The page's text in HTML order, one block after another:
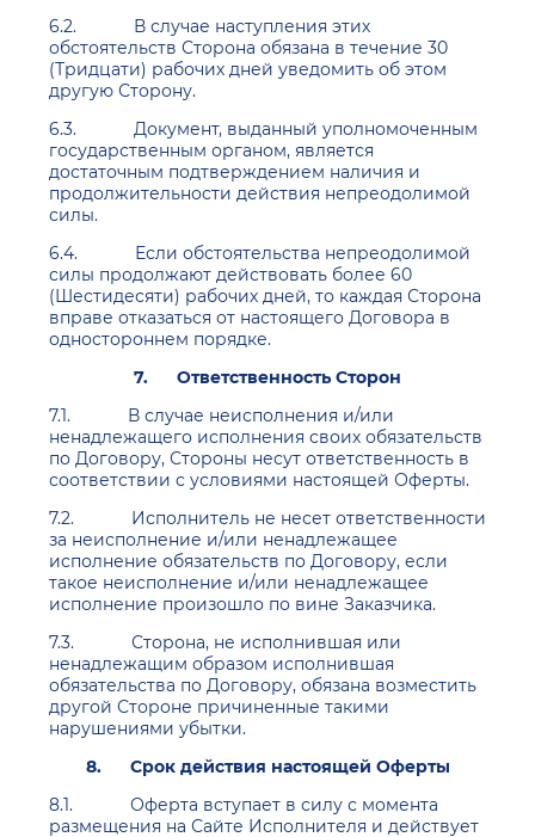
6.2. В случае наступления этих
обстоятельств Сторона обязана в течение 30
(Тридцати) рабочих дней уведомить об этом
другую Сторону.
6.3. Документ, выданный уполномоченным
государственным органом, является
достаточным подтверждением наличия и
продолжительности действия непреодолимой
силы.
6.4. Если обстоятельства непреодолимой
силы продолжают действовать более 60
(Шестидесяти) рабочих дней, то каждая Сторона
вправе отказаться от настоящего Договора в
одностороннем порядке.
7. Ответственность Сторон
7.1. В случае неисполнения и/или
ненадлежащего исполнения своих обязательств
по Договору, Стороны несут ответственность в
соответствии с условиями настоящей Оферты.
7.2. Исполнитель не несет ответственности
за неисполнение и/или ненадлежащее
исполнение обязательств по Договору, если
такое неисполнение и/или ненадлежащее
исполнение произошло по вине Заказчика.
7.3. Сторона, не исполнившая или
ненадлежащим образом исполнившая
обязательства по Договору, обязана возместить
другой Стороне причиненные такими
нарушениями убытки.
8. Срок действия настоящей Оферты
8.1. Оферта вступает в силу с момента
размещения на Сайте Исполнителя и действует